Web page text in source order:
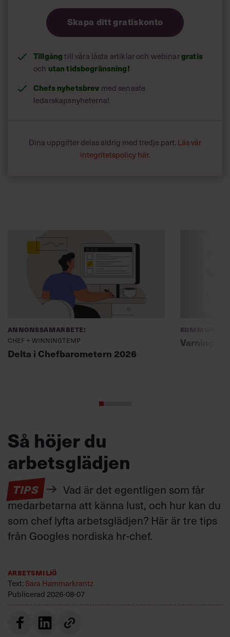
Skapa ditt gratiskonto
Tillgångtill våra låsta artiklar och webinargratis
och utan tidsbegränsning!
Chefs nyhetsbrev med senaste
ledarskapsnyheterna!
Dina uppgifter delas aldrig med tredje part. Läs vår
integritetspolicy här.
Annonssamarbete:
Chef + Winningtemp
Delta i Chefbarometern 2026
Varning
Så höjer du
arbetsglädjen
TIPS
Vad är det egentligen som får
medarbetarna att känna lust, och hur kan du
som chef lyfta arbetsglädjen? Här är tre tips
från Googles nordiska hr-chef.
Arbetsmiljö
Text:Sara Hammarkrantz
Publicerad 2026-08-07